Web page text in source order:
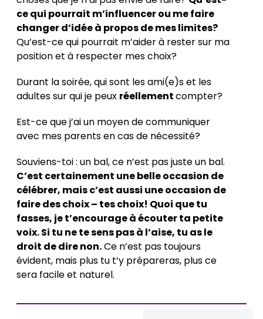
ce qui pourrait m’influencer ou me faire
changer d’idée à propos de mes limites?
Qu’est-ce qui pourrait m’aider à rester sur ma
position et à respecter mes choix?
Durant la soirée, qui sont les ami(e)s et les
adultes sur qui je peux réellementcompter?
Est-ce que j’ai un moyen de communiquer
avec mes parents en cas de nécessité?
Souviens-toi : un bal, ce n’est pas juste un bal.
C’est certainement une belle occasion de
célébrer, mais c’est aussi une occasion de
faire des choix – tes choix! Quoi que tu
fasses, je t’encourage à écouter ta petite
voix. Si tu ne te sens pas à l’aise, tu as le
droit de dire non.Ce n’est pas toujours
évident, mais plus tu t’y prépareras, plus ce
sera facile et naturel.